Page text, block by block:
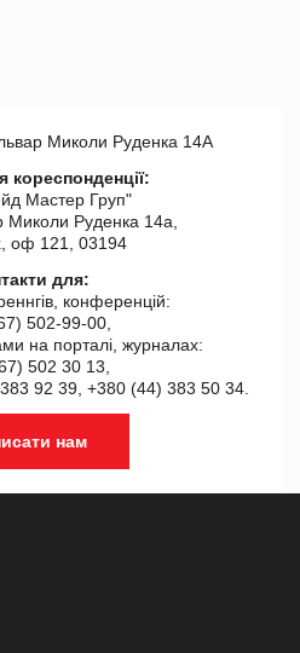
Миколи Руденка 14А
кореспонденції:
Мастер Груп"
Миколи Руденка 14а,
оф 121, 03194
для:
конференцій:
502-99-00,
на порталі, журналах:
502 30 13,
92 39, +380 (44) 383 50 34.
нам